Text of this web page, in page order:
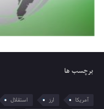
برچسب ها
آمریکا ارز استقلال